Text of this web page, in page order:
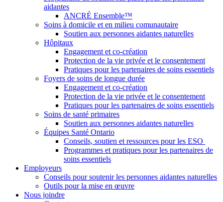
aidantes
ANCRÉ Ensemble™
Soins à domicile et en milieu comunautaire
Soutien aux personnes aidantes naturelles
Hôpitaux
Engagement et co-création
Protection de la vie privée et le consentement
Pratiques pour les partenaires de soins essentiels
Foyers de soins de longue durée
Engagement et co-création
Protection de la vie privée et le consentement
Pratiques pour les partenaires de soins essentiels
Soins de santé primaires
Soutien aux personnes aidantes naturelles
Équipes Santé Ontario
Conseils, soutien et ressources pour les ESO
Programmes et pratiques pour les partenaires de
soins essentiels
Employeurs
Conseils pour soutenir les personnes aidantes naturelles
Outils pour la mise en œuvre
Nous joindre